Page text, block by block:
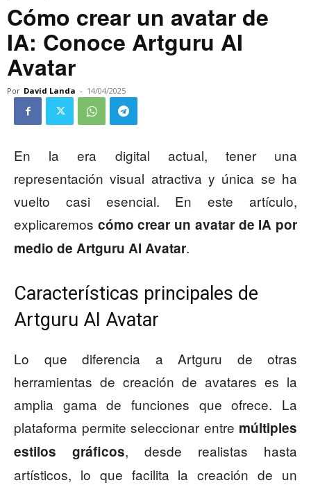
Cómo crear un avatar de
IA: Conoce Artguru AI
Avatar
Por David Landa - 14/04/2025
En la era digital actual, tener una
representación visual atractiva y única se ha
vuelto casi esencial. En este artículo,
explicaremos cómo crear un avatar de IA por
medio de Artguru AI Avatar.
Características principales de
Artguru AI Avatar
Lo que diferencia a Artguru de otras
herramientas de creación de avatares es la
amplia gama de funciones que ofrece. La
plataforma permite seleccionar entre múltiples
estilos gráficos, desde realistas hasta
artísticos, lo que facilita la creación de un